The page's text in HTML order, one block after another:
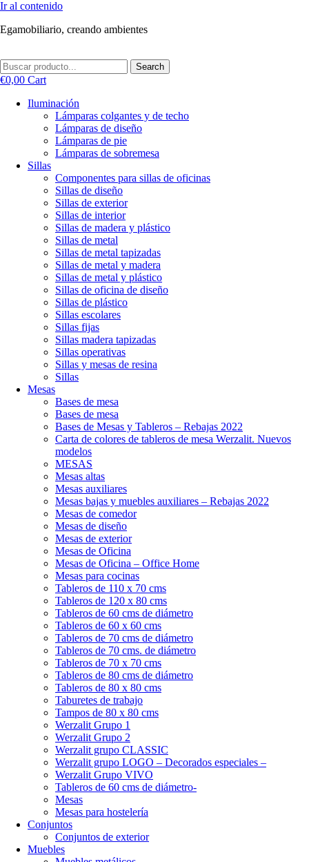
Ir al contenido
Egamobiliario, creando ambientes
Search
€0,00 Cart
Iluminación
Lámparas colgantes y de techo
Lámparas de diseño
Lámparas de pie
Lámparas de sobremesa
Sillas
Componentes para sillas de oficinas
Sillas de diseño
Sillas de exterior
Sillas de interior
Sillas de madera y plástico
Sillas de metal
Sillas de metal tapizadas
Sillas de metal y madera
Sillas de metal y plástico
Sillas de oficina de diseño
Sillas de plástico
Sillas escolares
Sillas fijas
Sillas madera tapizadas
Sillas operativas
Sillas y mesas de resina
Sillas
Mesas
Bases de mesa
Bases de mesa
Bases de Mesas y Tableros – Rebajas 2022
Carta de colores de tableros de mesa Werzalit. Nuevos
modelos
MESAS
Mesas altas
Mesas auxiliares
Mesas bajas y muebles auxiliares – Rebajas 2022
Mesas de comedor
Mesas de diseño
Mesas de exterior
Mesas de Oficina
Mesas de Oficina – Office Home
Mesas para cocinas
Tableros de 110 x 70 cms
Tableros de 120 x 80 cms
Tableros de 60 cms de diámetro
Tableros de 60 x 60 cms
Tableros de 70 cms de diámetro
Tableros de 70 cms. de diámetro
Tableros de 70 x 70 cms
Tableros de 80 cms de diámetro
Tableros de 80 x 80 cms
Taburetes de trabajo
Tampos de 80 x 80 cms
Werzalit Grupo 1
Werzalit Grupo 2
Werzalit grupo CLASSIC
Werzalit grupo LOGO – Decorados especiales –
Werzalit Grupo VIVO
Tableros de 60 cms de diámetro-
Mesas
Mesas para hostelería
Conjuntos
Conjuntos de exterior
Muebles